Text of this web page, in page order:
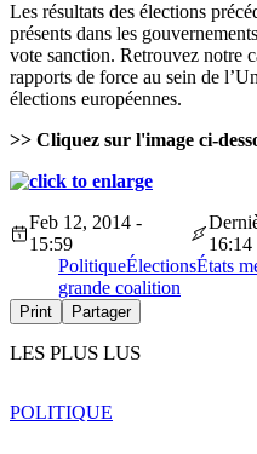
Les résultats des élections
présents dans les
vote sanction. Retrouvez notre
rapports de force au sein de
élections européennes.
>> Cliquez sur l'image ci-
Feb 12, 2014 -
15:59
16:14
PolitiqueÉlectionsÉtats
grande coalition
Print Partager
LES PLUS LUS
POLITIQUE